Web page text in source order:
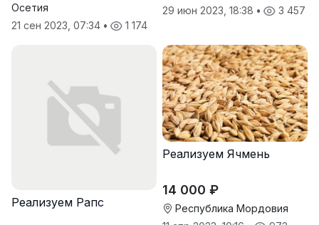
Осетия
21 сен 2023, 07:34 • 1 174
29 июн 2023, 18:38 • 3 457
Реализуем Рапс
Реализуем Ячмень
14 000 ₽
Республика Мордовия